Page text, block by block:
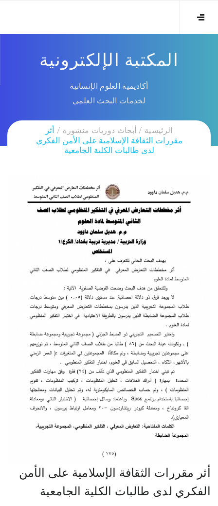
المكتبة الإلكترونية
أكاديمية العلوم الإنسانية
لخدمات البحث العلمي
الرئيسية أبحاث دوريات منشورة
أثر
مقررات الثقافة الإسلامية على الأمن الفكري
لدى طالبات الكلية الجامعية
أثر مقررات الثقافة الإسلامية على الأمن
الفكري لدى طالبات الكلية الجامعية